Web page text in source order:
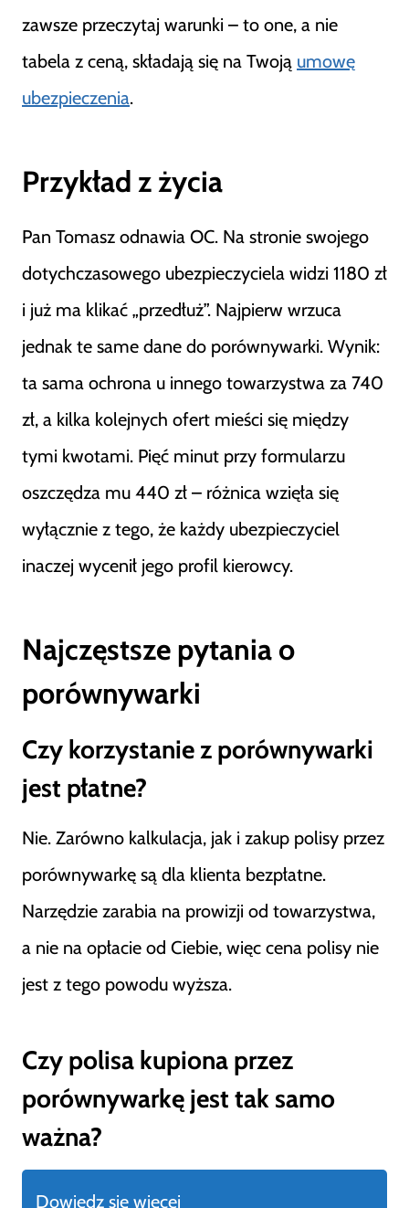
zawsze przeczytaj warunki – to one, a nie
tabela z ceną, składają się na Twoją umowę
ubezpieczenia.
Przykład z życia
Pan Tomasz odnawia OC. Na stronie swojego
dotychczasowego ubezpieczyciela widzi 1180 zł
i już ma klikać „przedłuż”. Najpierw wrzuca
jednak te same dane do porównywarki. Wynik:
ta sama ochrona u innego towarzystwa za 740
zł, a kilka kolejnych ofert mieści się między
tymi kwotami. Pięć minut przy formularzu
oszczędza mu 440 zł – różnica wzięła się
wyłącznie z tego, że każdy ubezpieczyciel
inaczej wycenił jego profil kierowcy.
Najczęstsze pytania o
porównywarki
Czy korzystanie z porównywarki
jest płatne?
Nie. Zarówno kalkulacja, jak i zakup polisy przez
porównywarkę są dla klienta bezpłatne.
Narzędzie zarabia na prowizji od towarzystwa,
a nie na opłacie od Ciebie, więc cena polisy nie
jest z tego powodu wyższa.
Czy polisa kupiona przez
porównywarkę jest tak samo
ważna?
Dowiedz się więcej